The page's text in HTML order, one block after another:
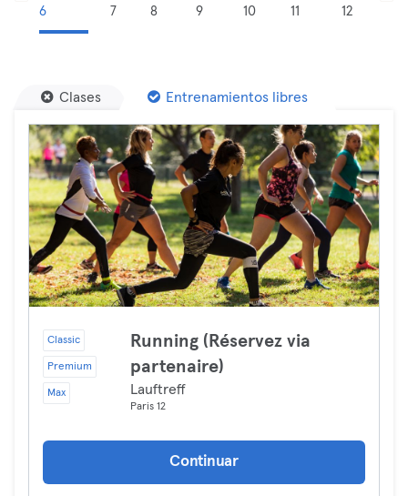
6
7
8
9
10
11
12
Clases Entrenamientos libres
Classic
Premium
Max
Running (Réservez via
partenaire)
Lauftreff
Paris 12
Continuar